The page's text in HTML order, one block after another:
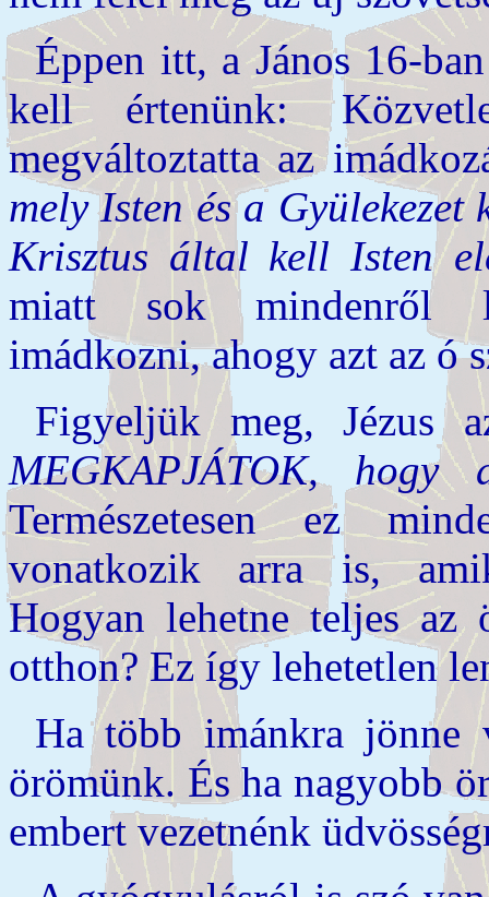
Éppen itt, a János 16-
kell értenünk:
megváltoztatta az
mely Isten és a Gyülekezet
Krisztus által kell Isten
miatt sok mindenről
imádkozni, ahogy azt az ó
Figyeljük meg, Jézus
MEGKAPJÁTOK,
Természetesen ez
vonatkozik arra is,
Hogyan lehetne teljes az
otthon? Ez így lehetetlen
Ha több imánkra jönne
örömünk. És ha nagyobb
embert vezetnénk